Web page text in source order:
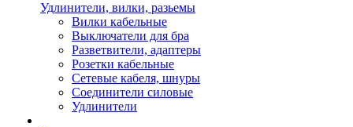
Удлинители, вилки, разьемы
Вилки кабельные
Выключатели для бра
Разветвители, адаптеры
Розетки кабельные
Сетевые кабеля, шнуры
Соединители силовые
Удлинители